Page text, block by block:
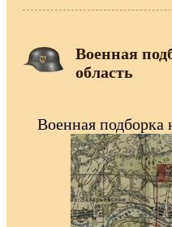
Военная
область
Военная подборка